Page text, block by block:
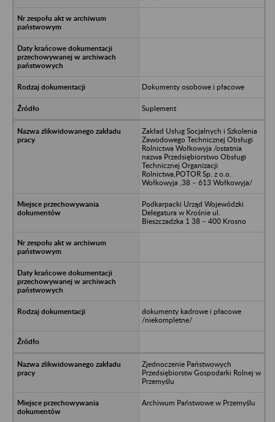
Dokumenty osobowe i płacowe
Suplement
Zakład Usług Socjalnych i Szkolenia
Zawodowego Technicznej Obsługi
Rolnictwa Wołkowyja /ostatnia
nazwa Przedsiębiorstwo Obsługi
Technicznej Organizacji
Rolnictwa,POTOR Sp. z o.o.
Wołkowyja ,38 – 613 Wołkowyja/
Podkarpacki Urząd Wojewódzki
Delegatura w Krośnie ul.
Bieszczadzka 1 38 – 400 Krosno
dokumenty kadrowe i płacowe
/niekompletne/
Zjednoczenie Państwowych
Przedsiębiorstw Gospodarki Rolnej w
Przemyślu
Archiwum Państwowe w Przemyślu